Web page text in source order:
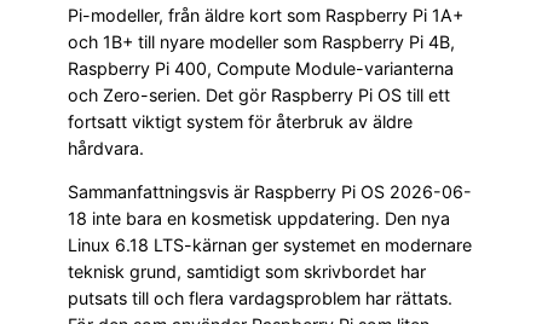
Pi-modeller, från äldre kort som Raspberry Pi 1A+
och 1B+ till nyare modeller som Raspberry Pi 4B,
Raspberry Pi 400, Compute Module-varianterna
och Zero-serien. Det gör Raspberry Pi OS till ett
fortsatt viktigt system för återbruk av äldre
hårdvara.
Sammanfattningsvis är Raspberry Pi OS 2026-06-
18 inte bara en kosmetisk uppdatering. Den nya
Linux 6.18 LTS-kärnan ger systemet en modernare
teknisk grund, samtidigt som skrivbordet har
putsats till och flera vardagsproblem har rättats.